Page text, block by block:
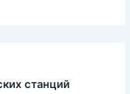
станций